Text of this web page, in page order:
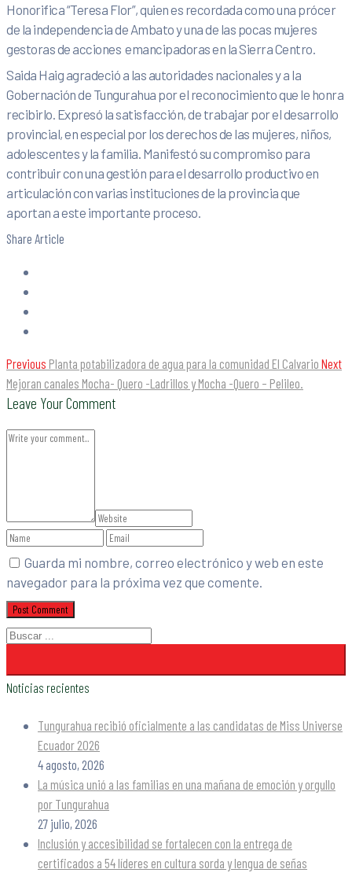
Honorifica “Teresa Flor”, quien es recordada como una prócer
de la independencia de Ambato y una de las pocas mujeres
gestoras de acciones emancipadoras en la Sierra Centro.
Saida Haig agradeció a las autoridades nacionales y a la
Gobernación de Tungurahua por el reconocimiento que le honra
recibirlo. Expresó la satisfacción, de trabajar por el desarrollo
provincial, en especial por los derechos de las mujeres, niños,
adolescentes y la familia. Manifestó su compromiso para
contribuir con una gestión para el desarrollo productivo en
articulación con varias instituciones de la provincia que
aportan a este importante proceso.
Share Article
Previous Planta potabilizadora de agua para la comunidad El Calvario Next
Mejoran canales Mocha- Quero -Ladrillos y Mocha -Quero – Pelileo.
Leave Your Comment
Guarda mi nombre, correo electrónico y web en este
navegador para la próxima vez que comente.
Noticias recientes
Tungurahua recibió oficialmente a las candidatas de Miss Universe
Ecuador 2026
4 agosto, 2026
La música unió a las familias en una mañana de emoción y orgullo
por Tungurahua
27 julio, 2026
Inclusión y accesibilidad se fortalecen con la entrega de
certificados a 54 líderes en cultura sorda y lengua de señas